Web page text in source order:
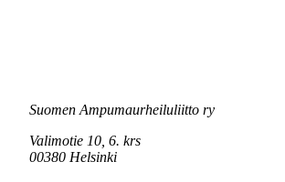
Suomen Ampumaurheiluliitto ry
Valimotie 10, 6. krs
00380 Helsinki